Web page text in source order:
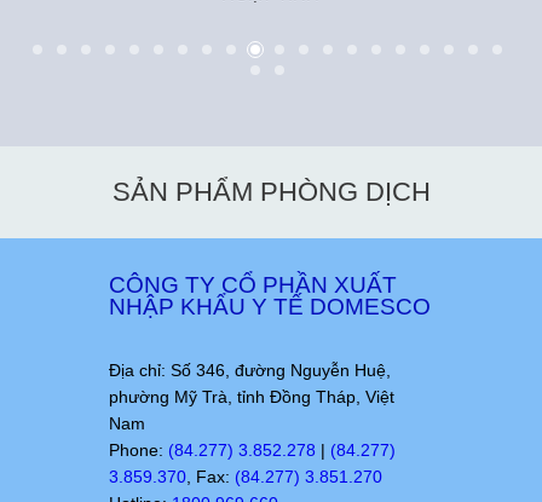
SẢN PHẨM PHÒNG DỊCH
CÔNG TY CỔ PHẦN XUẤT
NHẬP KHẨU Y TẾ DOMESCO
Địa chỉ: Số 346, đường Nguyễn Huệ,
phường Mỹ Trà, tỉnh Đồng Tháp, Việt
Nam
Phone: (84.277) 3.852.278 | (84.277)
3.859.370, Fax: (84.277) 3.851.270